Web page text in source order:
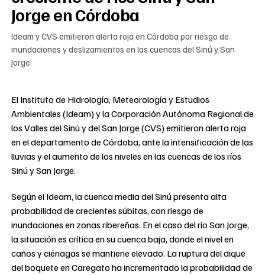
Jorge en Córdoba
Ideam y CVS emitieron alerta roja en Córdoba por riesgo de
inundaciones y deslizamientos en las cuencas del Sinú y San
Jorge.
El Instituto de Hidrología, Meteorología y Estudios
Ambientales (Ideam) y la Corporación Autónoma Regional de
los Valles del Sinú y del San Jorge (CVS) emitieron alerta roja
en el departamento de Córdoba, ante la intensificación de las
lluvias y el aumento de los niveles en las cuencas de los ríos
Sinú y San Jorge.
Según el Ideam, la cuenca media del Sinú presenta alta
probabilidad de crecientes súbitas, con riesgo de
inundaciones en zonas ribereñas. En el caso del río San Jorge,
la situación es crítica en su cuenca baja, donde el nivel en
caños y ciénagas se mantiene elevado. La ruptura del dique
del boquete en Caregato ha incrementado la probabilidad de